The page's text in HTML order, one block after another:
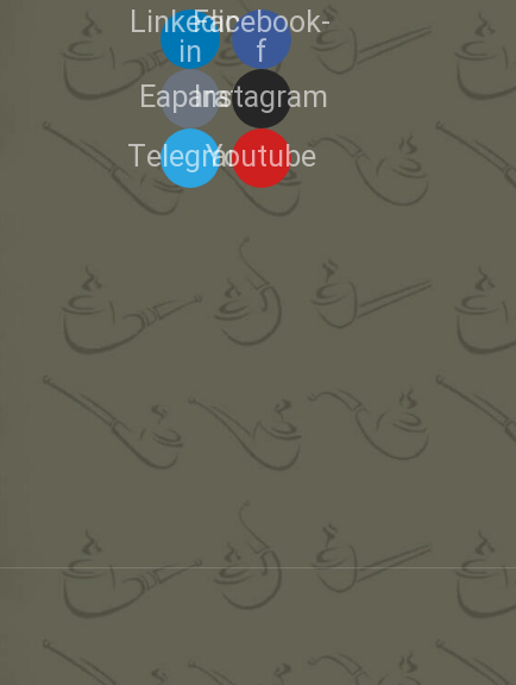
Facebook-
f
Linkedin-
in
Instagram
Eaparat
Youtube
Telegram